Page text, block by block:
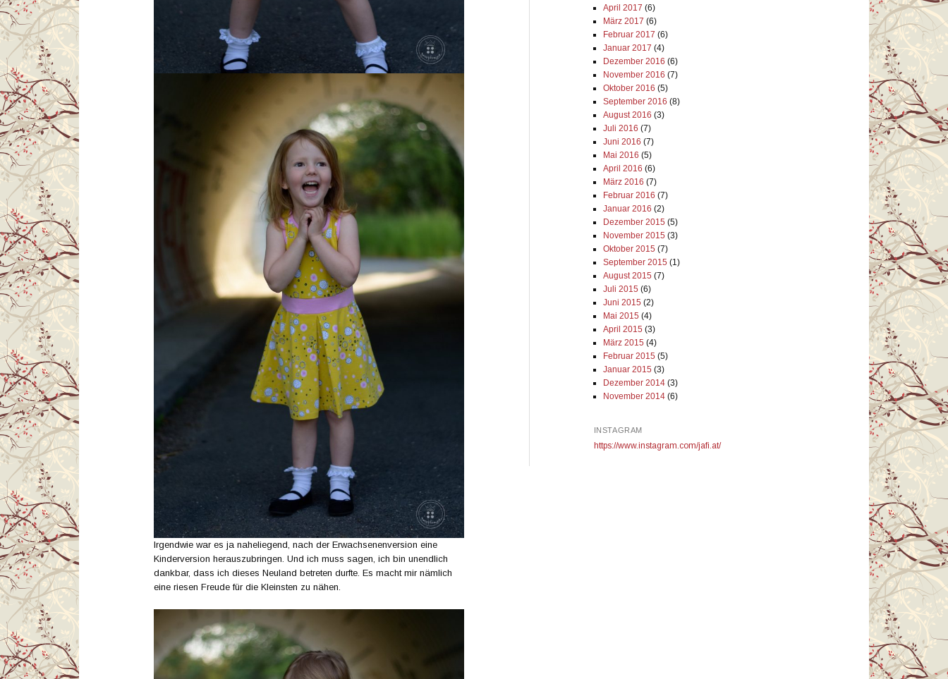
Irgendwie war es ja naheliegend, nach der Erwachsenenversion eine
Kinderversion herauszubringen. Und ich muss sagen, ich bin unendlich
dankbar, dass ich dieses Neuland betreten durfte. Es macht mir nämlich
eine riesen Freude für die Kleinsten zu nähen.
April 2017 (6)
März 2017 (6)
Februar 2017 (6)
Januar 2017 (4)
Dezember 2016 (6)
November 2016 (7)
Oktober 2016 (5)
September 2016 (8)
August 2016 (3)
Juli 2016 (7)
Juni 2016 (7)
Mai 2016 (5)
April 2016 (6)
März 2016 (7)
Februar 2016 (7)
Januar 2016 (2)
Dezember 2015 (5)
November 2015 (3)
Oktober 2015 (7)
September 2015 (1)
August 2015 (7)
Juli 2015 (6)
Juni 2015 (2)
Mai 2015 (4)
April 2015 (3)
März 2015 (4)
Februar 2015 (5)
Januar 2015 (3)
Dezember 2014(3)
November 2014(6)
INSTAGRAM
https://www.instagram.com/jafi.at/